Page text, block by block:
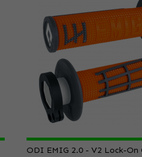
ODI EMIG 2.0 - V2 Lock-On